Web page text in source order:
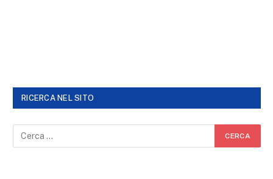
RICERCA NEL SITO